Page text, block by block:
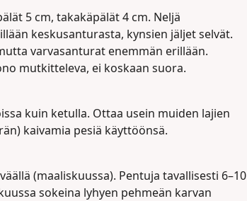
5 cm, takakäpälät 4 cm. Neljä
keskusanturasta, kynsien jäljet selvät.
varvasanturat enemmän erillään.
mutkitteleva, ei koskaan suora.
kuin ketulla. Ottaa usein muiden lajien
kaivamia pesiä käyttöönsä.
(maaliskuussa). Pentuja tavallisesti 6–10
sokeina lyhyen pehmeän karvan